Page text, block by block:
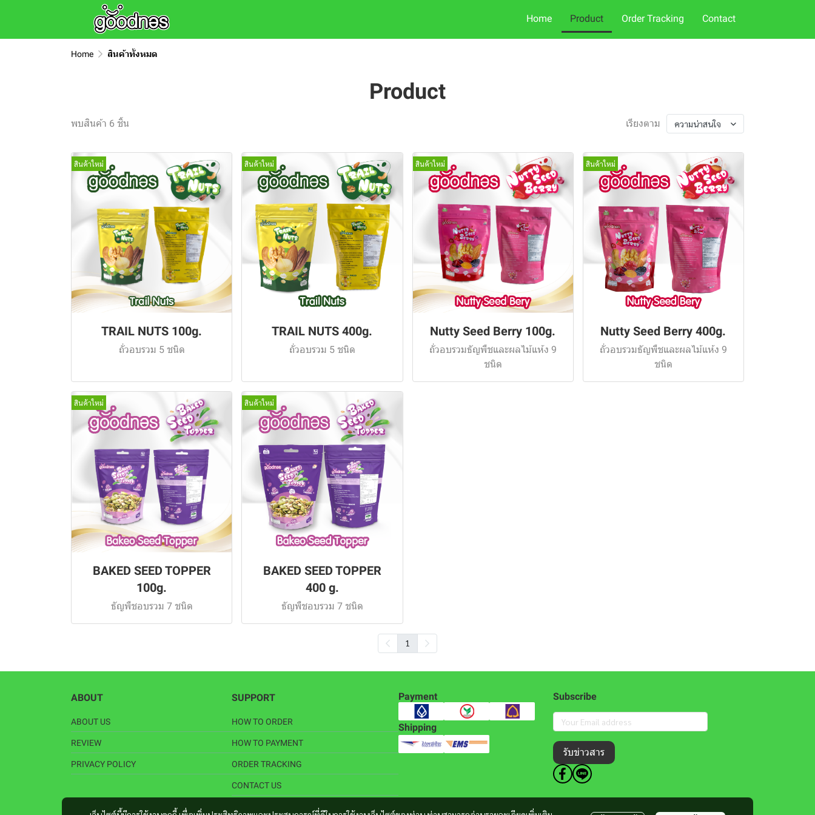
Home Product Order Tracking Contact
Home สินค้าทั้งหมด
Product
พบสินค้า 6 ชิ้น เรียงตาม ความน่าสนใจ
สินค้าใหม่
TRAIL NUTS 100g.
ถั่วอบรวม 5 ชนิด
สินค้าใหม่
TRAIL NUTS 400g.
ถั่วอบรวม 5 ชนิด
สินค้าใหม่
Nutty Seed Berry 100g.
ถั่วอบรวมธัญพืชและผลไม้แห้ง 9
ชนิด
สินค้าใหม่
Nutty Seed Berry 400g.
ถั่วอบรวมธัญพืชและผลไม้แห้ง 9
ชนิด
สินค้าใหม่
BAKED SEED TOPPER
100g.
ธัญพืชอบรวม 7 ชนิด
สินค้าใหม่
BAKED SEED TOPPER
400 g.
ธัญพืชอบรวม 7 ชนิด
1
ABOUT
ABOUT US
REVIEW
PRIVACY POLICY
SUPPORT
HOW TO ORDER
HOW TO PAYMENT
ORDER TRACKING
CONTACT US
Payment
Shipping
Subscribe
รับข่าวสาร